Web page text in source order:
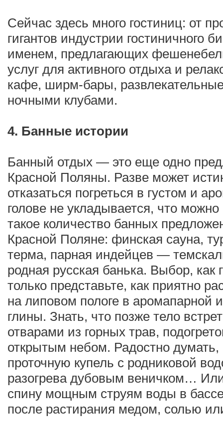
Сейчас здесь много гостиниц: от
гигантов индустрии гостиничного
именем, предлагающих
услуг для активного отдыха и
кафе, ширм-бары,
ночными клубами.
4. Банные истории
Банный отдых — это еще одно
Красной Поляны. Разве может
отказаться погреться в густом и
голове не укладывается, что
такое количество банных
Красной Поляне: финская сауна,
терма, парная индейцев —
родная русская банька. Выбор, как
только представьте, как приятно
на липовом пологе в аромапарной
глины. Знать, что позже тело
отварами из горных трав,
открытым небом. Радостно думать,
проточную купель с родниковой
разогрева дубовым веничком…
спину мощным струям воды в
после растирания медом, солью